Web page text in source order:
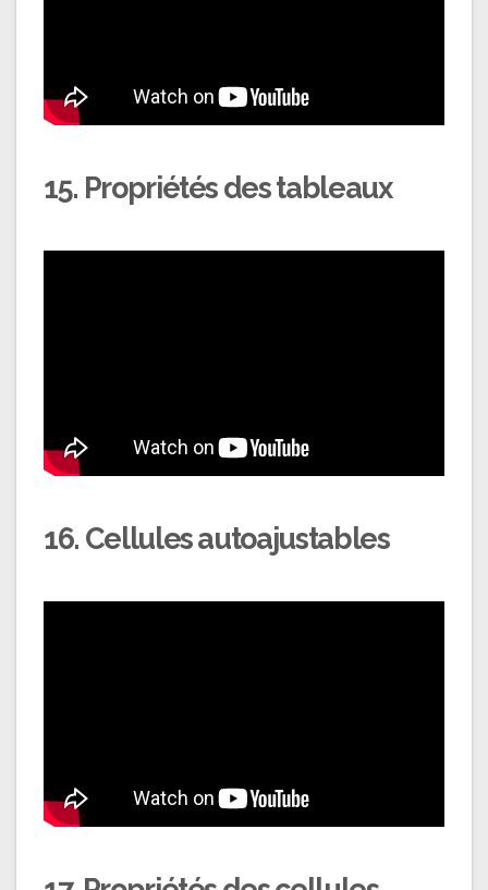
15. Propriétés des tableaux
16. Cellules autoajustables